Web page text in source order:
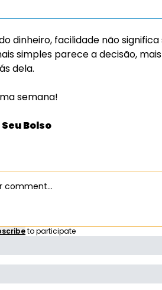
dinheiro, facilidade não significa
simples parece a decisão,
dela.
semana!
Bolso
to participate